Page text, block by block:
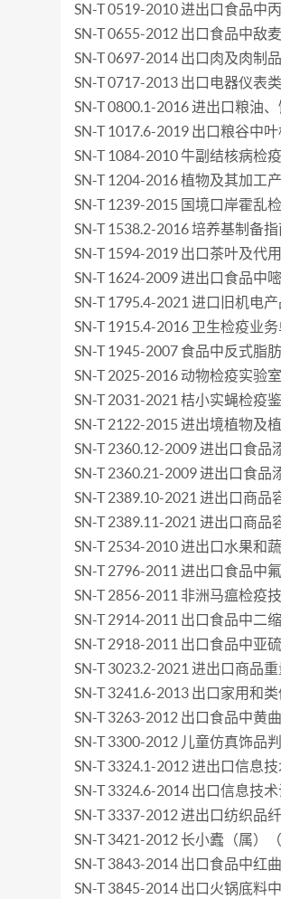
SN-T 0519-2010 进出口食品中
SN-T 0655-2012 出口食品中敌
SN-T 0697-2014 出口肉及肉制
SN-T 0717-2013 出口电器仪表
SN-T 0800.1-2016 进出口粮油
SN-T 1017.6-2019 出口粮谷中
SN-T 1084-2010 牛副结核病检
SN-T 1204-2016 植物及其加工
SN-T 1239-2015 国境口岸霍乱
SN-T 1538.2-2016 培养基制备
SN-T 1594-2019 出口茶叶及代
SN-T 1624-2009 进出口食品中
SN-T 1795.4-2021 进口旧机电
SN-T 1915.4-2016 卫生检疫业
SN-T 1945-2007 食品中反式脂
SN-T 2025-2016 动物检疫实验
SN-T 2031-2021 桔小实蝇检疫
SN-T 2122-2015 进出境植物及
SN-T 2360.12-2009 进出口食
SN-T 2360.21-2009 进出口食
SN-T 2389.10-2021 进出口商
SN-T 2389.11-2021 进出口商
SN-T 2534-2010 进出口水果和
SN-T 2796-2011 进出口食品中
SN-T 2856-2011 非洲马瘟检疫
SN-T 2914-2011 出口食品中二
SN-T 2918-2011 出口食品中亚
SN-T 3023.2-2021 进出口商品
SN-T 3241.6-2013 出口家用和
SN-T 3263-2012 出口食品中黄
SN-T 3300-2012 儿童仿真饰品
SN-T 3324.1-2012 进出口信息
SN-T 3324.6-2014 出口信息技
SN-T 3337-2012 进出口纺织品
SN-T 3421-2012 长小蠹（属）
SN-T 3843-2014 出口食品中红
SN-T 3845-2014 出口火锅底料